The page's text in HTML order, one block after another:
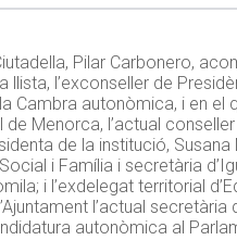
Pilar Carbonero,
llista, l’exconseller de
Cambra autonòmica, i en el
de Menorca, l’actual
de la institució,
i Família i secretària
i l’exdelegat territorial
l’actual
autonòmica al